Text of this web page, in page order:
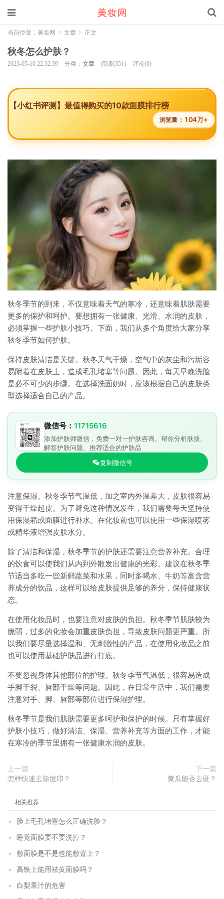
当前位置： 美妆网 > 文章 > 正文
秋冬怎么护肤？
2023-05-10 22:32:39 分类： 文章 阅读(351) 评论(0)
【小红书评测】最值得购买的10款面膜排行榜
浏览量： 104万+
秋冬季节的到来，不仅意味着天气的寒冷，还意味着肌肤需要
更多的保护和呵护。要想拥有一张健康、光滑、水润的皮肤，
必须掌握一些护肤小技巧。下面，我们从多个角度给大家分享
秋冬季节如何护肤。
保持皮肤清洁是关键。秋冬天气干燥，空气中的灰尘和污垢容
易附着在皮肤上，造成毛孔堵塞等问题。因此，每天早晚洗脸
是必不可少的步骤。在选择洗面奶时，应该根据自己的皮肤类
型选择适合自己的产品。
微信号： 11715616
添加护肤师微信，免费一对一护肤咨询。帮你分析肤质、
解答护肤问题、推荐适合的护肤品
复制微信号
注意保湿。秋冬季节气温低，加之室内外温差大，皮肤很容易
变得干燥起皮。为了避免这种情况发生，我们需要每天坚持使
用保湿霜或面膜进行补水。在化妆前也可以使用一些保湿喷雾
或精华液增强皮肤水分。
除了清洁和保湿，秋冬季节的护肤还需要注意营养补充。合理
的饮食可以使我们从内到外散发出健康的光彩。建议在秋冬季
节适当多吃一些新鲜蔬菜和水果，同时多喝水、牛奶等富含营
养成分的饮品，这样可以给皮肤提供足够的养分，保持健康状
态。
在使用化妆品时，也要注意对皮肤的负担。秋冬季节肌肤较为
脆弱，过多的化妆会加重皮肤负担，导致皮肤问题更严重。所
以我们要尽量选择温和、无刺激性的产品，在使用化妆品之前
也可以使用基础护肤品进行打底。
不要忽视身体其他部位的护理。秋冬季节气温低，很容易造成
手脚干裂、唇部干燥等问题。因此，在日常生活中，我们需要
注意对手、脚、唇部等部位进行保湿护理。
秋冬季节是我们肌肤需要更多呵护和保护的时候。只有掌握好
护肤小技巧，做好清洁、保湿、营养补充等方面的工作，才能
在寒冷的季节里拥有一张健康水润的皮肤。
上一篇
怎样快速去除痘印？
下一篇
黄瓜能否去斑？
相关推荐
脸上毛孔堵塞怎么正确洗脸？
睡觉面膜要不要洗掉？
敷面膜是不是也能敷背上？
高铁上能用祛黄面膜吗？
白梨果汁的危害